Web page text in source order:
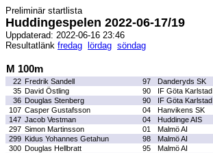
Preliminär startlista
Huddingespelen 2022-06-17/19
Uppdaterad: 2022-06-16 23:46
Resultatlänk fredag lördag söndag
M 100m
22 Fredrik Sandell 97 Danderyds SK
35 David Östling 90
IF Göta Karlstad
36 Douglas Stenberg 90
IF Göta Karlstad
107 Casper Gustafsson 04 Hanvikens SK
147 Jacob Vestman 04 Huddinge AIS
297 Simon Martinsson 01
Malmö AI
299 Kidus Yohannes Getahun 98 Malmö AI
300 Douglas Hellbratt 95 Malmö AI